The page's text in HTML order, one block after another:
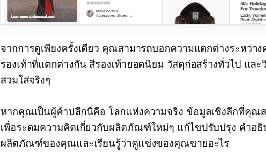
จากการดูเพียงครั้งเดียว คุณสามารถบอกความแตกต่างระหว่าง
รองเท้าที่แตกต่างกัน สีรองเท้ายอดนิยม วัสดุก่อสร้างทั่วไป และ
สวมใส่จริงๆ
หากคุณเป็นผู้ค้าปลีกนี่คือโลกแห่งความจริง ข้อมูลเชิงลึกที่คุณ
เพื่อระดมความคิดเกี่ยวกับผลิตภัณฑ์ใหม่ๆ แก้ไขปรับปรุง คำอธิ
ผลิตภัณฑ์ของคุณและเรียนรู้ว่าคู่แข่งของคุณขายอะไร